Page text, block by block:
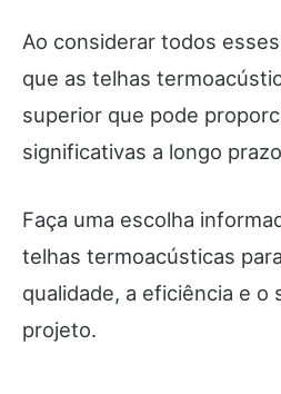
Ao considerar todos
que as telhas
superior que pode
significativas a longo
Faça uma escolha
telhas termoacústicas
qualidade, a eficiência e o
projeto.